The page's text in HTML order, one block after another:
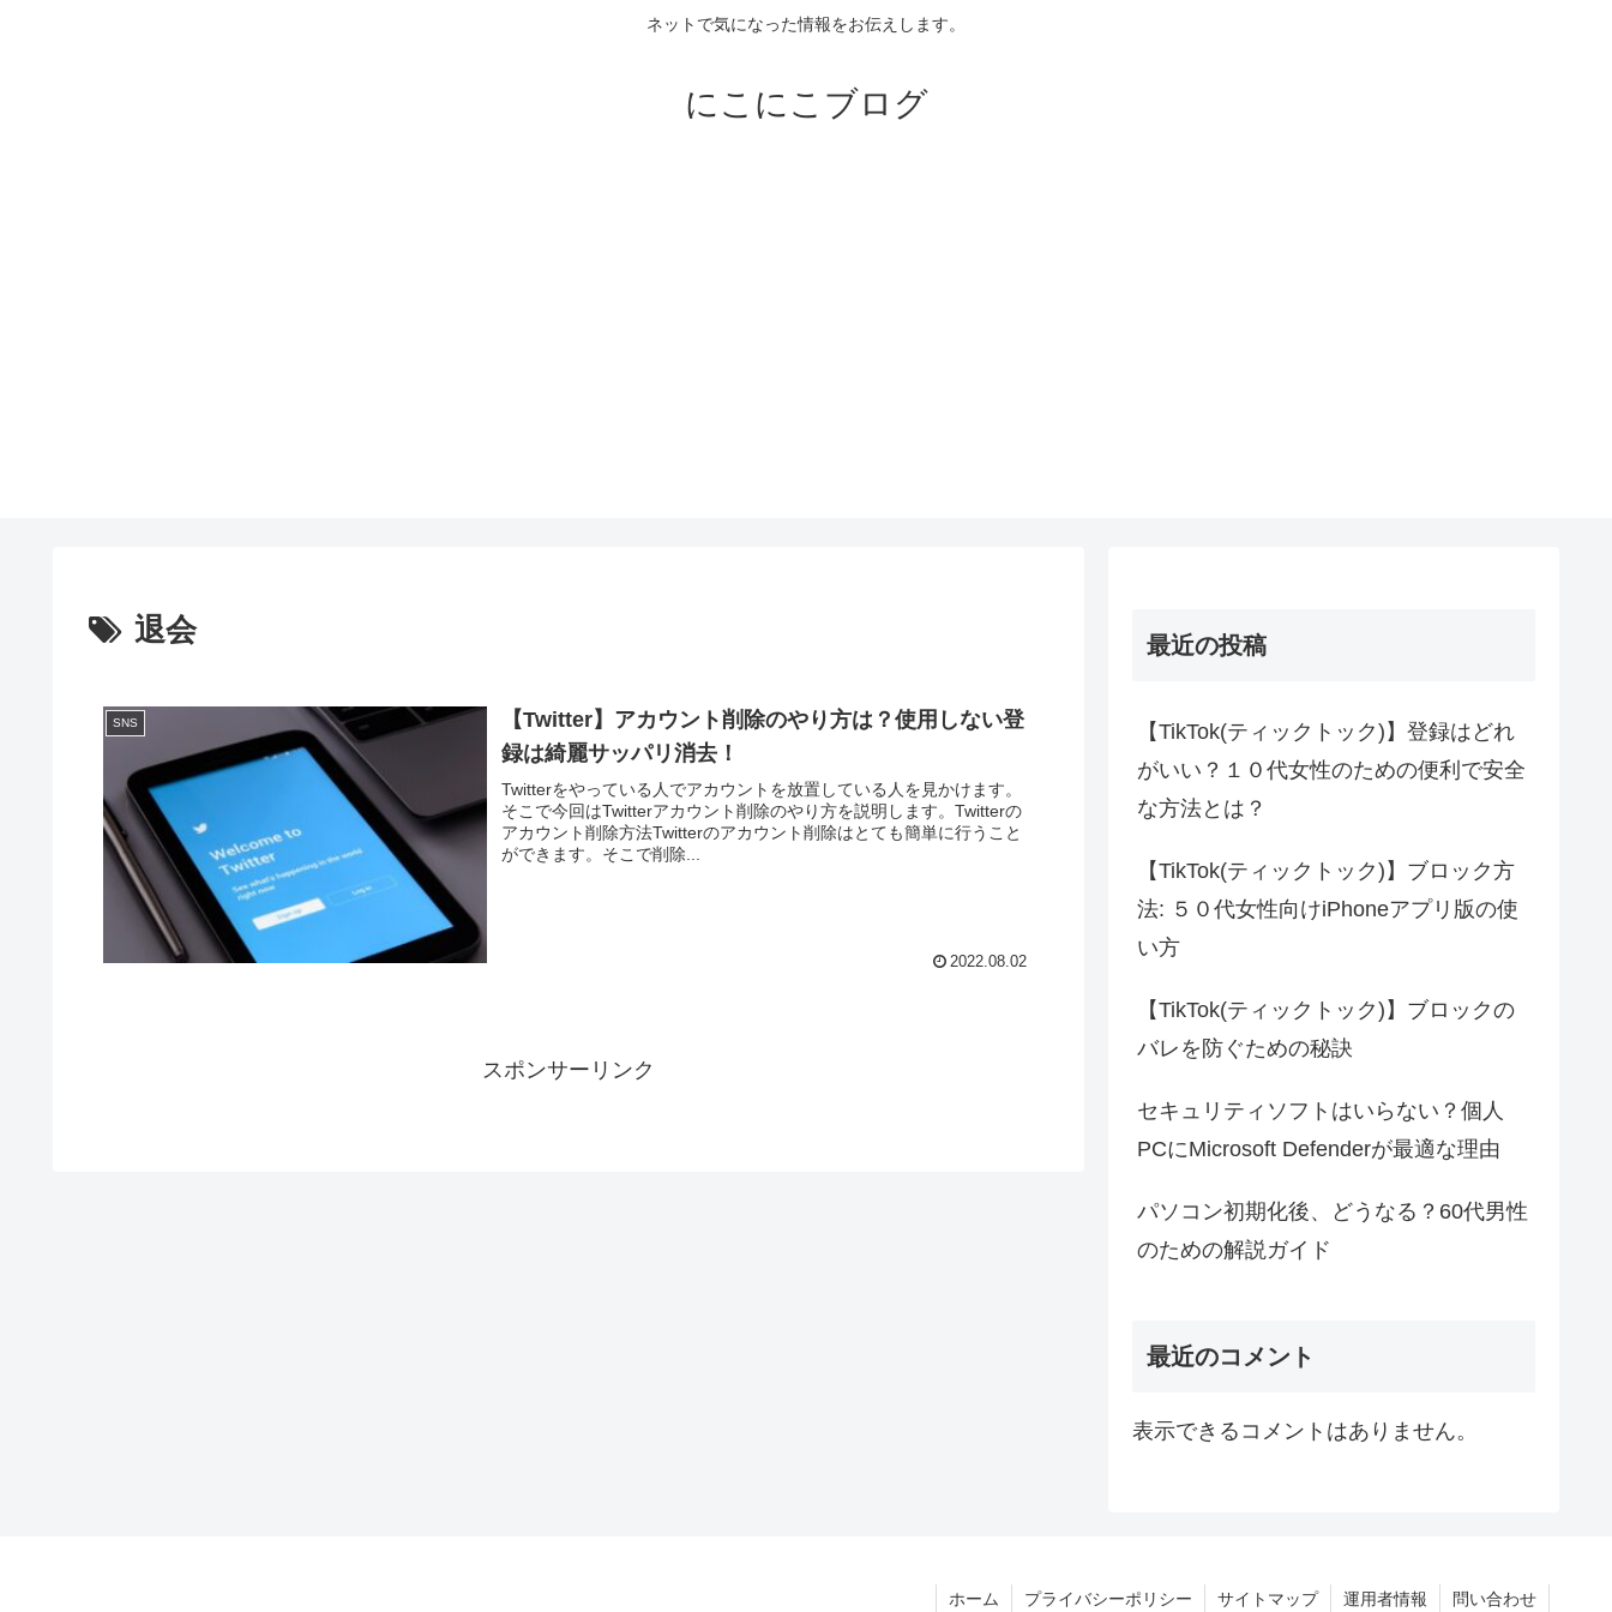
ネットで気になった情報をお伝えします。
にこにこブログ
退会
SNS
【Twitter】アカウント削除のやり方は？使用しない登
録は綺麗サッパリ消去！
Twitterをやっている人でアカウントを放置している人を見かけます。
そこで今回はTwitterアカウント削除のやり方を説明します。Twitterの
アカウント削除方法Twitterのアカウント削除はとても簡単に行うこと
ができます。そこで削除...
2022.08.02
スポンサーリンク
最近の投稿
【TikTok(ティックトック)】登録はどれ
がいい？１０代女性のための便利で安全
な方法とは？
【TikTok(ティックトック)】ブロック方
法: ５０代女性向けiPhoneアプリ版の使
い方
【TikTok(ティックトック)】ブロックの
バレを防ぐための秘訣
セキュリティソフトはいらない？個人
PCにMicrosoft Defenderが最適な理由
パソコン初期化後、どうなる？60代男性
のための解説ガイド
最近のコメント
表示できるコメントはありません。
ホーム プライバシーポリシー サイトマップ 運用者情報 問い合わせ